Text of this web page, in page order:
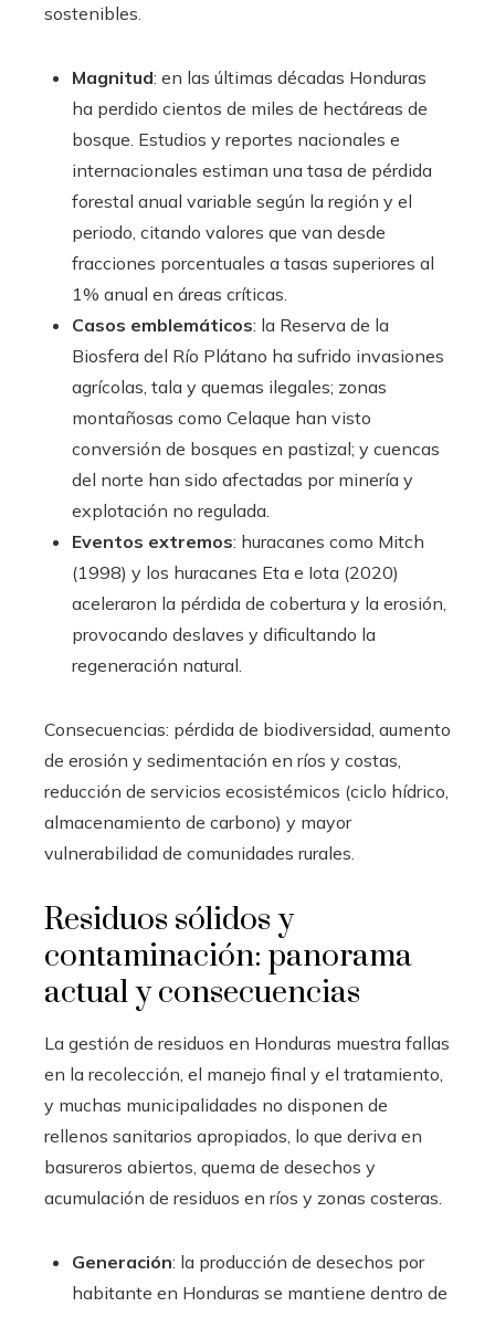
sostenibles.
Magnitud: en las últimas décadas Honduras
ha perdido cientos de miles de hectáreas de
bosque. Estudios y reportes nacionales e
internacionales estiman una tasa de pérdida
forestal anual variable según la región y el
periodo, citando valores que van desde
fracciones porcentuales a tasas superiores al
1% anual en áreas críticas.
Casos emblemáticos: la Reserva de la
Biosfera del Río Plátano ha sufrido invasiones
agrícolas, tala y quemas ilegales; zonas
montañosas como Celaque han visto
conversión de bosques en pastizal; y cuencas
del norte han sido afectadas por minería y
explotación no regulada.
Eventos extremos: huracanes como Mitch
(1998) y los huracanes Eta e Iota (2020)
aceleraron la pérdida de cobertura y la erosión,
provocando deslaves y dificultando la
regeneración natural.
Consecuencias: pérdida de biodiversidad, aumento
de erosión y sedimentación en ríos y costas,
reducción de servicios ecosistémicos (ciclo hídrico,
almacenamiento de carbono) y mayor
vulnerabilidad de comunidades rurales.
Residuos sólidos y
contaminación: panorama
actual y consecuencias
La gestión de residuos en Honduras muestra fallas
en la recolección, el manejo final y el tratamiento,
y muchas municipalidades no disponen de
rellenos sanitarios apropiados, lo que deriva en
basureros abiertos, quema de desechos y
acumulación de residuos en ríos y zonas costeras.
Generación: la producción de desechos por
habitante en Honduras se mantiene dentro de